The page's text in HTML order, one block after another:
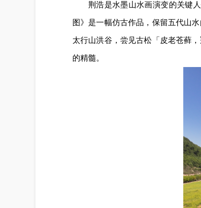
荆浩是水墨山水画演变的关键
图》是一幅仿古作品，保留五代山
太行山洪谷，尝见古松「皮老苍藓
的精髓。